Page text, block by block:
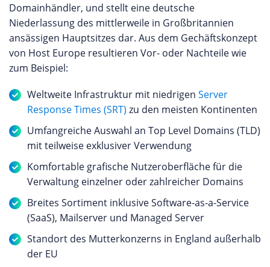
Domainhändler, und stellt eine deutsche
Niederlassung des mittlerweile in Großbritannien
ansässigen Hauptsitzes dar. Aus dem Gechäftskonzept
von Host Europe resultieren Vor- oder Nachteile wie
zum Beispiel:
Weltweite Infrastruktur mit niedrigen Server
Response Times (SRT) zu den meisten Kontinenten
Umfangreiche Auswahl an Top Level Domains (TLD)
mit teilweise exklusiver Verwendung
Komfortable grafische Nutzeroberfläche für die
Verwaltung einzelner oder zahlreicher Domains
Breites Sortiment inklusive Software-as-a-Service
(SaaS), Mailserver und Managed Server
Standort des Mutterkonzerns in England außerhalb
der EU